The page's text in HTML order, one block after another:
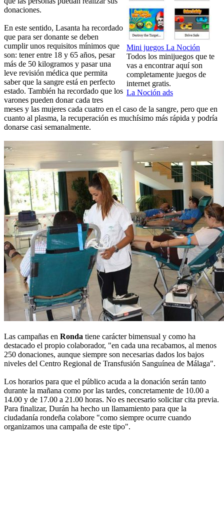
Mini juegos La Noción
Todos los minijuegos que te
vas a encontrar aquí son
completamente juegos de
internet gratis.
La Noción ads
donaciones.
En este sentido, Lasanta ha recordado
que para ser donante se deben
cumplir unos requisitos mínimos que
son: tener entre 18 y 65 años, pesar
más de 50 kilogramos y pasar una
leve revisión médica que permita
saber que la sangre está en perfecto
estado. También ha recordado que los
varones pueden donar cada tres
meses y las mujeres cada cuatro en el caso de la sangre, pero que en
cuanto al plasma, la recuperación es muchísimo más rápida y podría
donarse casi semanalmente.
Las campañas en Ronda tiene carácter bimensual y como ha
destacado el propio colaborador, "en cada una recabamos, al menos
250 donaciones, aunque siempre son necesarias dados los bajos
niveles del Centro Regional de Transfusión Sanguínea de Málaga".
Los horarios para que el público acuda a la donación serán tanto
durante la mañana como por las tardes, concretamente de 10.00 a
14.00 y de 17.00 a 21.00 horas. No es necesario solicitar cita previa.
Para finalizar, Durán ha hecho un llamamiento para que la
ciudadanía rondeña colabore "como siempre ocurre cuando
organizamos una campaña de este tipo".